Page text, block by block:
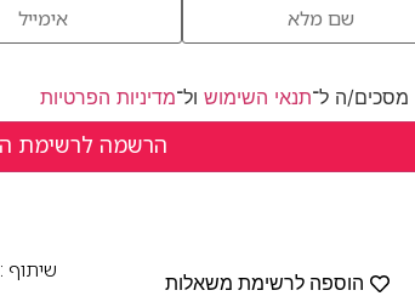
מסכים/ה ל־תנאי השימוש ול־מדיניות הפרטיות
הוספה לרשימת משאלות
שיתוף :